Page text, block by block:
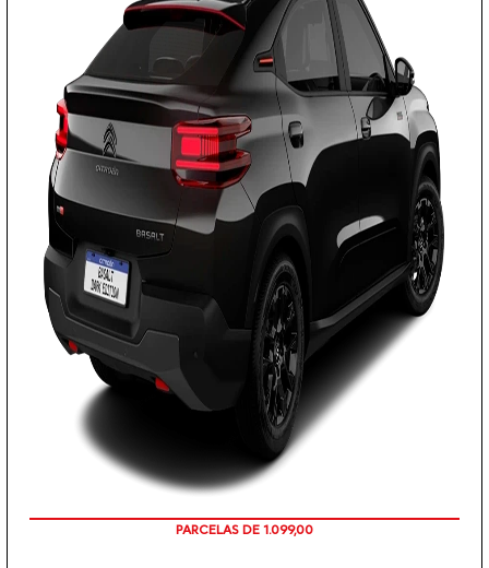
PARCELAS DE 1.099,00